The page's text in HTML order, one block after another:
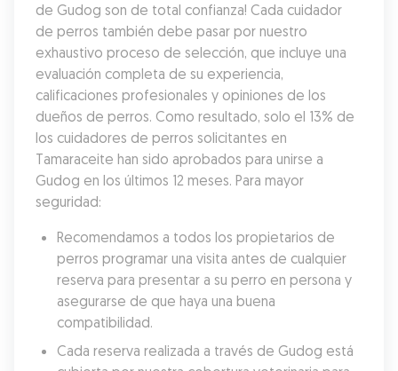
de Gudog son de total confianza! Cada cuidador
de perros también debe pasar por nuestro
exhaustivo proceso de selección, que incluye una
evaluación completa de su experiencia,
calificaciones profesionales y opiniones de los
dueños de perros. Como resultado, solo el 13% de
los cuidadores de perros solicitantes en
Tamaraceite han sido aprobados para unirse a
Gudog en los últimos 12 meses. Para mayor
seguridad:
Recomendamos a todos los propietarios de
perros programar una visita antes de cualquier
reserva para presentar a su perro en persona y
asegurarse de que haya una buena
compatibilidad.
Cada reserva realizada a través de Gudog está